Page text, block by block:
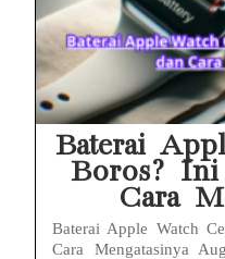
Baterai
Boros? Ini
Cara
Baterai Apple Watch
Cara Mengatasinya